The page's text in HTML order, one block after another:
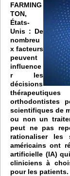
FARMING
TON,
États-
Unis : De
nombreu
x facteurs
peuvent
influence
r les
décisions
orthodontistes
scientifiques de
ou non un
peut ne pas
rationaliser les
américains ont
artificielle (IA)
cliniciens à
pour les patients.